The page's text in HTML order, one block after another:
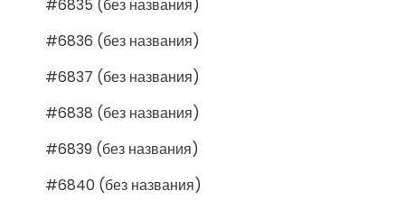
#6835 (без названия)
#6836 (без названия)
#6837 (без названия)
#6838 (без названия)
#6839 (без названия)
#6840 (без названия)